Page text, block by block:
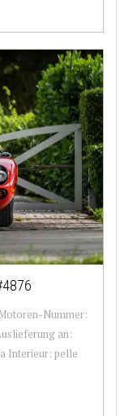
Nummer:
an:
Interieur: pelle